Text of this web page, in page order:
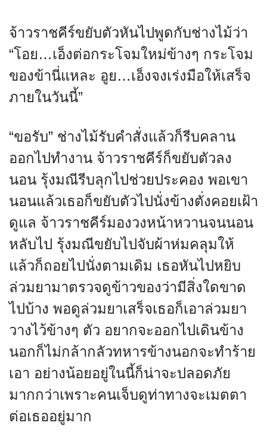
จ้าวราชคีร์ขยับตัวหันไปพูดกับช่างไม้ว่า
“โอย…เอ็งต่อกระโจมใหม่ข้างๆ กระโจม
ของข้านี่แหละ อูย…เอ็งจงเร่งมือให้เสร็จ
ภายในวันนี้”
“ขอรับ” ช่างไม้รับคำสั่งแล้วก็รีบคลาน
ออกไปทำงาน จ้าวราชคีร์ก็ขยับตัวลง
นอน รุ้งมณีรีบลุกไปช่วยประคอง พอเขา
นอนแล้วเธอก็ขยับตัวไปนั่งข้างตั่งคอยเฝ้า
ดูแล จ้าวราชคีร์มองวงหน้าหวานจนนอน
หลับไป รุ้งมณีขยับไปจับผ้าห่มคลุมให้
แล้วก็ถอยไปนั่งตามเดิม เธอหันไปหยิบ
ล่วมยามาตรวจดูข้าวของว่ามีสิ่งใดขาด
ไปบ้าง พอดูล่วมยาเสร็จเธอก็เอาล่วมยา
วางไว้ข้างๆ ตัว อยากจะออกไปเดินข้าง
นอกก็ไม่กล้ากลัวทหารข้างนอกจะทำร้าย
เอา อย่างน้อยอยู่ในนี้ก็น่าจะปลอดภัย
มากกว่าเพราะคนเจ็บดูท่าทางจะเมตตา
ต่อเธออยู่มาก